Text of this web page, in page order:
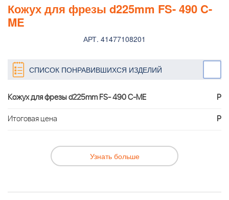
Кожух для фрезы d225mm FS- 490 C-
ME
АРТ. 41477108201
СПИСОК ПОНРАВИВШИХСЯ ИЗДЕЛИЙ
Кожух для фрезы d225mm FS- 490 C-ME
Р
Итоговая цена
Р
Узнать больше